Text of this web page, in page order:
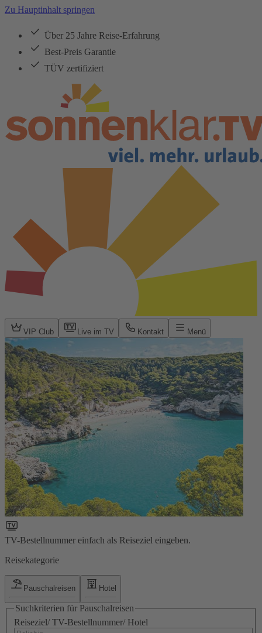
Zu Hauptinhalt springen
Über 25 Jahre Reise-Erfahrung
Best-Preis Garantie
TÜV zertifiziert
VIP Club Live im TV Kontakt Menü
TV-Bestellnummer einfach als Reiseziel eingeben.
Reisekategorie
Pauschalreisen Hotel
Suchkriterien für Pauschalreisen
Reiseziel/ TV-Bestellnummer/ Hotel